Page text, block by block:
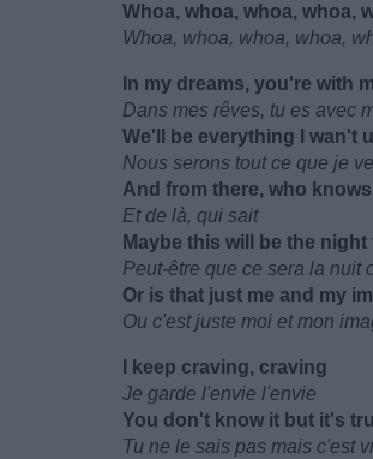
Whoa, whoa, whoa, whoa,
Whoa, whoa, whoa, whoa,
In my dreams, you're with
Dans mes rêves, tu es avec
We'll be everything I wan't
Nous serons tout ce que je
And from there, who knows
Et de là, qui sait
Maybe this will be the
Peut-être que ce sera la nuit
Or is that just me and my
Ou c'est juste moi et mon
I keep craving, craving
Je garde l'envie l'envie
You don't know it but it's
Tu ne le sais pas mais c'est